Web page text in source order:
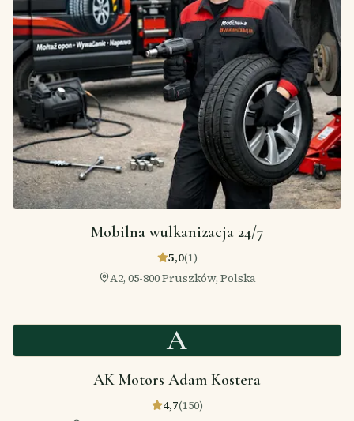
Mobilna wulkanizacja 24/7
5,0(1)
А2, 05-800 Pruszków, Polska
A
AK Motors Adam Kostera
4,7(150)